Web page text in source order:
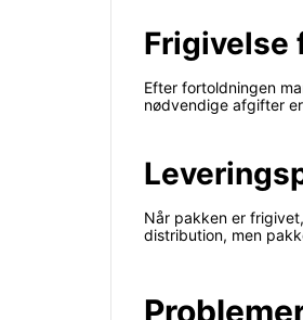
Frigivelse
Efter fortoldningen
nødvendige afgifter
Når pakken er
distribution, men